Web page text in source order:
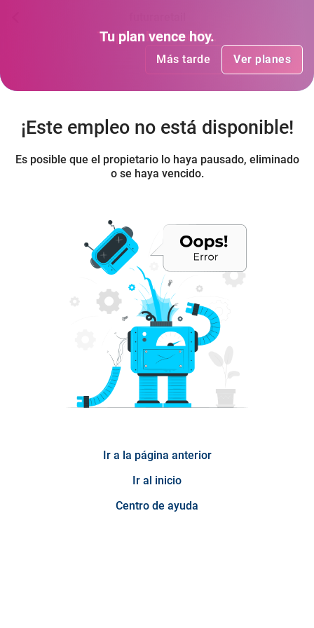
Tu plan ha vencido.
Más tarde Ver planes
Tu plan vence hoy.
Más tarde Ver planes
¡Este empleo no está disponible!
Es posible que el propietario lo haya pausado, eliminado
o se haya vencido.
Ir a la página anterior
Ir al inicio
Centro de ayuda